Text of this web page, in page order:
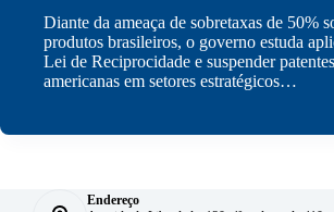
Diante da ameaça de sobretaxas de 50%
produtos brasileiros, o governo estuda
Lei de Reciprocidade e suspender patentes
americanas em setores estratégicos…
Endereço